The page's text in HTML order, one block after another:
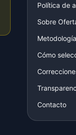
Política de
Sobre
Cómo
Contacto